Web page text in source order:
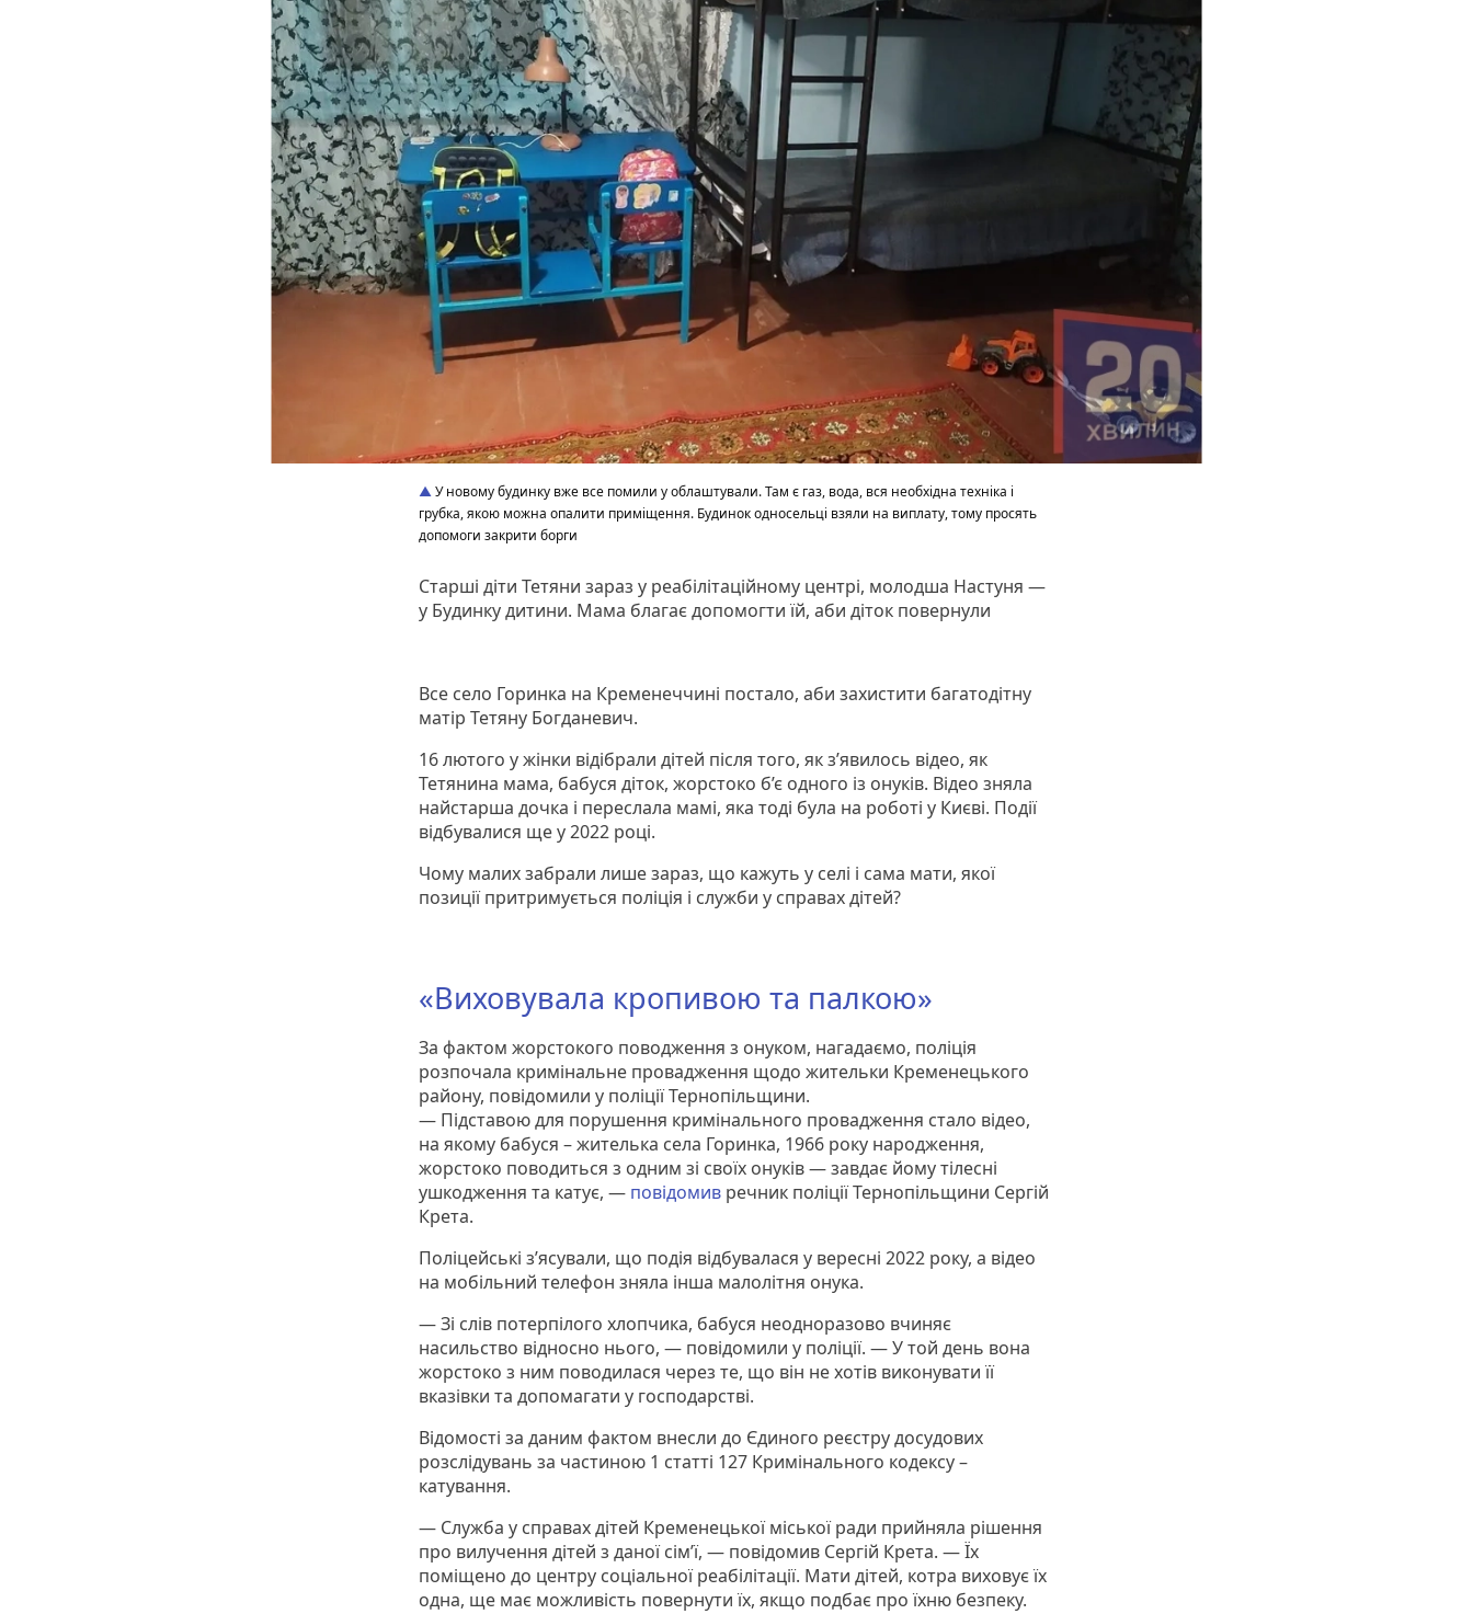
У новому будинку вже все помили у облаштували. Там є газ, вода, вся необхідна техніка і
грубка, якою можна опалити приміщення. Будинок односельці взяли на виплату, тому просять
допомоги закрити борги
Старші діти Тетяни зараз у реабілітаційному центрі, молодша Настуня —
у Будинку дитини. Мама благає допомогти їй, аби діток повернули
Все село Горинка на Кременеччині постало, аби захистити багатодітну
матір Тетяну Богданевич.
16 лютого у жінки відібрали дітей після того, як з’явилось відео, як
Тетянина мама, бабуся діток, жорстоко б’є одного із онуків. Відео зняла
найстарша дочка і переслала мамі, яка тоді була на роботі у Києві. Події
відбувалися ще у 2022 році.
Чому малих забрали лише зараз, що кажуть у селі і сама мати, якої
позиції притримується поліція і служби у справах дітей?
«Виховувала кропивою та палкою»
За фактом жорстокого поводження з онуком, нагадаємо, поліція
розпочала кримінальне провадження щодо жительки Кременецького
району, повідомили у поліції Тернопільщини.
— Підставою для порушення кримінального провадження стало відео,
на якому бабуся – жителька села Горинка, 1966 року народження,
жорстоко поводиться з одним зі своїх онуків — завдає йому тілесні
ушкодження та катує, — повідомив речник поліції Тернопільщини Сергій
Крета.
Поліцейські з’ясували, що подія відбувалася у вересні 2022 року, а відео
на мобільний телефон зняла інша малолітня онука.
— Зі слів потерпілого хлопчика, бабуся неодноразово вчиняє
насильство відносно нього, — повідомили у поліції. — У той день вона
жорстоко з ним поводилася через те, що він не хотів виконувати її
вказівки та допомагати у господарстві.
Відомості за даним фактом внесли до Єдиного реєстру досудових
розслідувань за частиною 1 статті 127 Кримінального кодексу –
катування.
— Служба у справах дітей Кременецької міської ради прийняла рішення
про вилучення дітей з даної сім’ї, — повідомив Сергій Крета. — Їх
поміщено до центру соціальної реабілітації. Мати дітей, котра виховує їх
одна, ще має можливість повернути їх, якщо подбає про їхню безпеку.